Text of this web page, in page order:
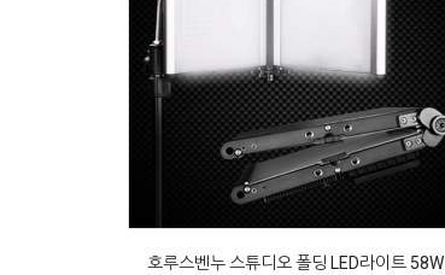
호루스벤누 스튜디오 폴딩 LED라이트 58W